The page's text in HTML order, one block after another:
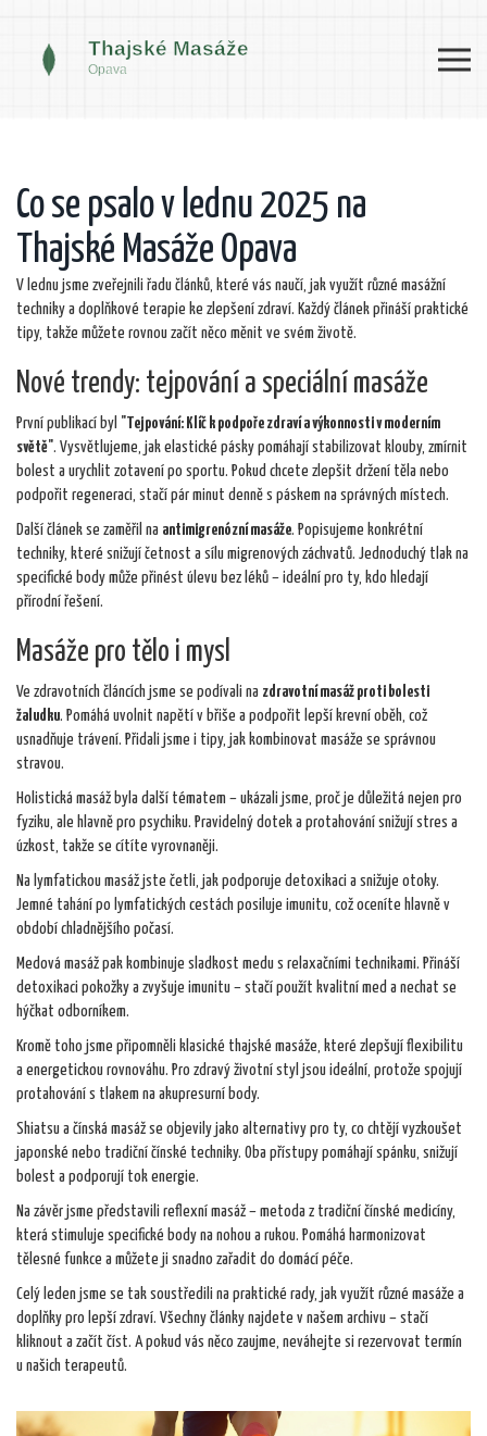
Co se psalo v lednu 2025 na
Thajské Masáže Opava
V lednu jsme zveřejnili řadu článků, které vás naučí, jak využít různé masážní
techniky a doplňkové terapie ke zlepšení zdraví. Každý článek přináší praktické
tipy, takže můžete rovnou začít něco měnit ve svém životě.
Nové trendy: tejpování a speciální masáže
První publikací byl "Tejpování: Klíč k podpoře zdraví a výkonnosti v moderním
světě". Vysvětlujeme, jak elastické pásky pomáhají stabilizovat klouby, zmírnit
bolest a urychlit zotavení po sportu. Pokud chcete zlepšit držení těla nebo
podpořit regeneraci, stačí pár minut denně s páskem na správných místech.
Další článek se zaměřil na antimigrenózní masáže. Popisujeme konkrétní
techniky, které snižují četnost a sílu migrenových záchvatů. Jednoduchý tlak na
specifické body může přinést úlevu bez léků – ideální pro ty, kdo hledají
přírodní řešení.
Masáže pro tělo i mysl
Ve zdravotních článcích jsme se podívali na zdravotní masáž proti bolesti
žaludku. Pomáhá uvolnit napětí v břiše a podpořit lepší krevní oběh, což
usnadňuje trávení. Přidali jsme i tipy, jak kombinovat masáže se správnou
stravou.
Holistická masáž byla další tématem – ukázali jsme, proč je důležitá nejen pro
fyziku, ale hlavně pro psychiku. Pravidelný dotek a protahování snižují stres a
úzkost, takže se cítíte vyrovnaněji.
Na lymfatickou masáž jste četli, jak podporuje detoxikaci a snižuje otoky.
Jemné tahání po lymfatických cestách posiluje imunitu, což oceníte hlavně v
období chladnějšího počasí.
Medová masáž pak kombinuje sladkost medu s relaxačními technikami. Přináší
detoxikaci pokožky a zvyšuje imunitu – stačí použít kvalitní med a nechat se
hýčkat odborníkem.
Kromě toho jsme připomněli klasické thajské masáže, které zlepšují flexibilitu
a energetickou rovnováhu. Pro zdravý životní styl jsou ideální, protože spojují
protahování s tlakem na akupresurní body.
Shiatsu a čínská masáž se objevily jako alternativy pro ty, co chtějí vyzkoušet
japonské nebo tradiční čínské techniky. Oba přístupy pomáhají spánku, snižují
bolest a podporují tok energie.
Na závěr jsme představili reflexní masáž – metoda z tradiční čínské medicíny,
která stimuluje specifické body na nohou a rukou. Pomáhá harmonizovat
tělesné funkce a můžete ji snadno zařadit do domácí péče.
Celý leden jsme se tak soustředili na praktické rady, jak využít různé masáže a
doplňky pro lepší zdraví. Všechny články najdete v našem archivu – stačí
kliknout a začít číst. A pokud vás něco zaujme, neváhejte si rezervovat termín
u našich terapeutů.